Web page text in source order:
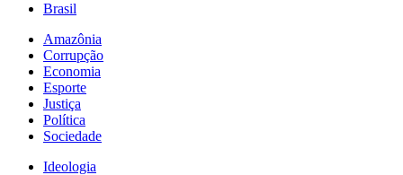
Brasil
Amazônia
Corrupção
Economia
Esporte
Justiça
Política
Sociedade
Ideologia